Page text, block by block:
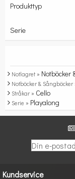
Produkttyp
Serie
Notlagret » Notböcker
Notböcker & Sångböcker
Stråkar » Cello
Serie » Playalong
Kundservice